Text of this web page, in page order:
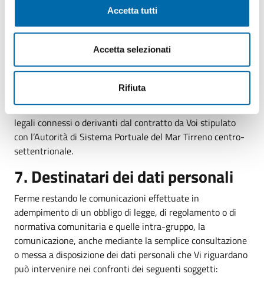
Accetta tutti
Accetta selezionati
Rifiuta
periodo di tempo non superiore a quello necessario agli
scopi per i quali essi sono raccolti e trattati.
6. Durata del trattamento
I dati personali oggetto del trattamento verranno
riguardo al rapporto contrattuale, nonché,
successivamente, per l’espletamento di tutti gli obblighi
legali connessi o derivanti dal contratto da Voi stipulato
con l’Autorità di Sistema Portuale del Mar Tirreno centro-
settentrionale.
7. Destinatari dei dati personali
Ferme restando le comunicazioni effettuate in
adempimento di un obbligo di legge, di regolamento o di
normativa comunitaria e quelle intra-gruppo, la
comunicazione, anche mediante la semplice consultazione
o messa a disposizione dei dati personali che Vi riguardano
può intervenire nei confronti dei seguenti soggetti: